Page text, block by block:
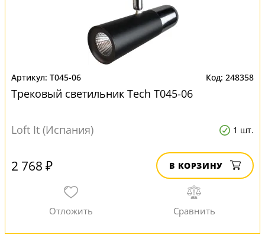
T045-06 248358
Трековый светильник Tech T045-06
Loft It (Испания) 1 шт.
2 768 ₽ В КОРЗИНУ